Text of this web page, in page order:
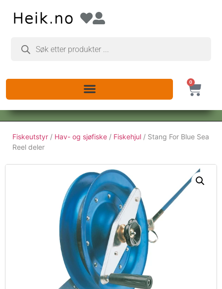
0
Fiskeutstyr / Hav- og sjøfiske / Fiskehjul / Stang For Blue Sea
Reel deler